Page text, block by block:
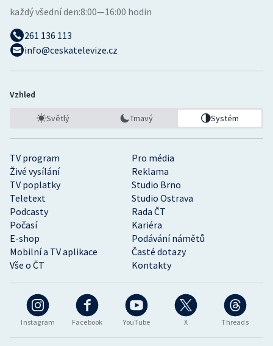
Instagram Facebook YouTube X Threads
TV program
Pro média
Živé vysílání
Reklama
TV poplatky
Studio Brno
Teletext
Studio Ostrava
Podcasty
Rada ČT
Počasí
Kariéra
E-shop
Podávání námětů
Mobilní a TV aplikace
Časté dotazy
Vše o ČT
Kontakty
každý všední den:8:00—16:00 hodin
261 136 113
info@ceskatelevize.cz
Vzhled
Světlý Tmavý Systém